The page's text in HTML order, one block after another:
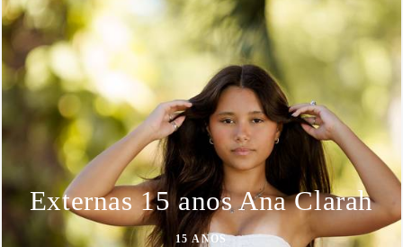
Externas 15 anos Ana Clarah
15 ANOS